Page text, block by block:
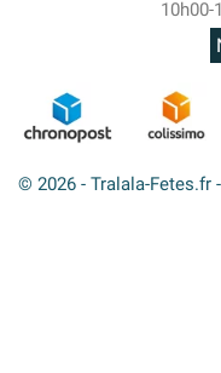
10h00-
© 2026 - Tralala-Fetes.fr